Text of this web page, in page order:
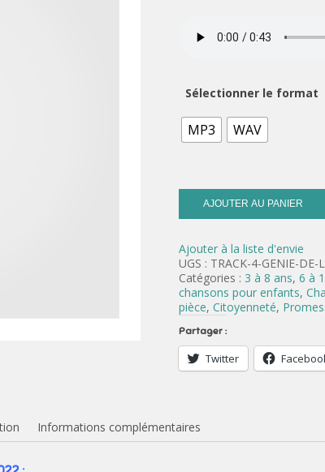
Sélectionner le format
MP3 WAV
AJOUTER AU PANIER
Ajouter à la liste d'envie
UGS : TRACK-4-GENIE-
Catégories : 3 à 8 ans, 6 à
chansons pour enfants,
pièce, Citoyenneté,
Partager :
Twitter
Informations complémentaires